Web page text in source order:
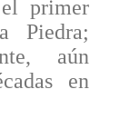
primer
Piedra;
aún
en